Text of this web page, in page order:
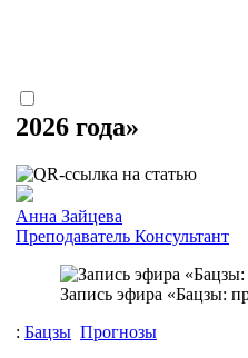
2026 года»
Анна Зайцева
Преподаватель Консультант
Запись эфира «Бацзы:
: Бацзы Прогнозы